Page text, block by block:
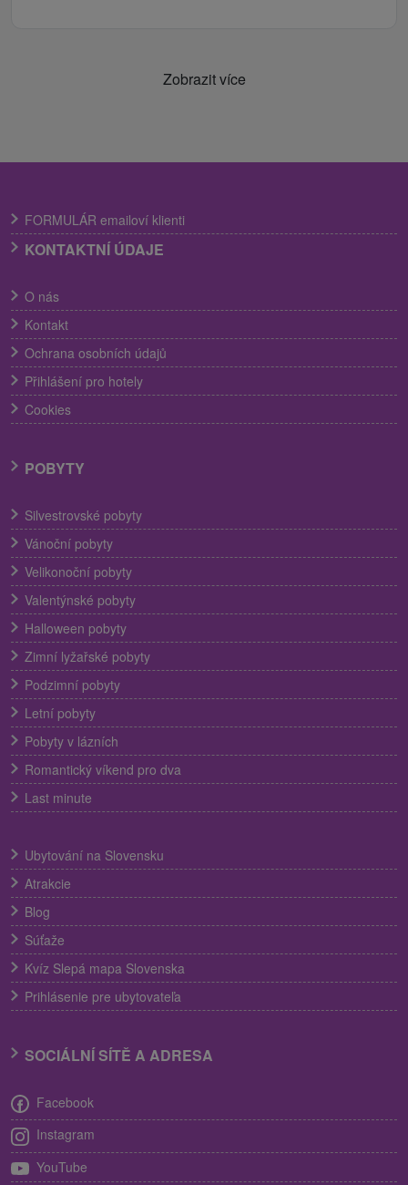
Zobrazit více
FORMULÁR emailoví klienti
KONTAKTNÍ ÚDAJE
O nás
Kontakt
Ochrana osobních údajů
Přihlášení pro hotely
Cookies
POBYTY
Silvestrovské pobyty
Vánoční pobyty
Velikonoční pobyty
Valentýnské pobyty
Halloween pobyty
Zimní lyžařské pobyty
Podzimní pobyty
Letní pobyty
Pobyty v lázních
Romantický víkend pro dva
Last minute
Ubytování na Slovensku
Atrakcie
Blog
Súťaže
Kvíz Slepá mapa Slovenska
Prihlásenie pre ubytovateľa
SOCIÁLNÍ SÍTĚ A ADRESA
Facebook
Instagram
YouTube